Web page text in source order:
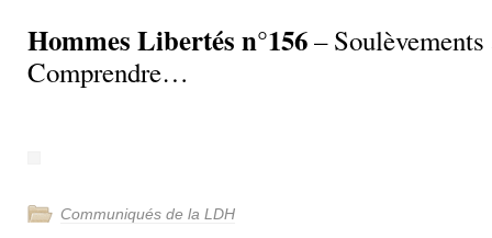
Hommes Libertés n°156– Soulèvements
Comprendre…
Communiqués de la LDH